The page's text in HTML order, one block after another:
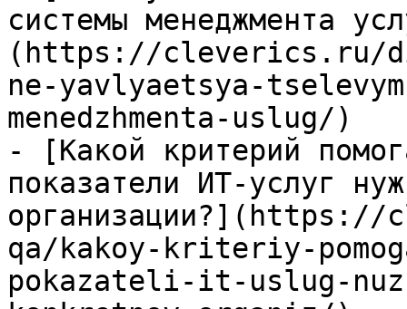
системы менеджмента
(https://cleverics.ru/
ne-yavlyaetsya-
menedzhmenta-uslug/)
- [Какой критерий
показатели ИТ-услуг
qa/kakoy-kriteriy-
pokazateli-it-uslug-